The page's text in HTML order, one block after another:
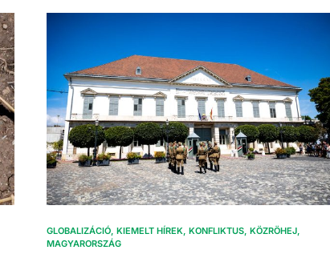
GLOBALIZÁCIÓ KIEMELT HÍREK KONFLIKTUS KÖZRÖHEJ
MAGYARORSZÁG